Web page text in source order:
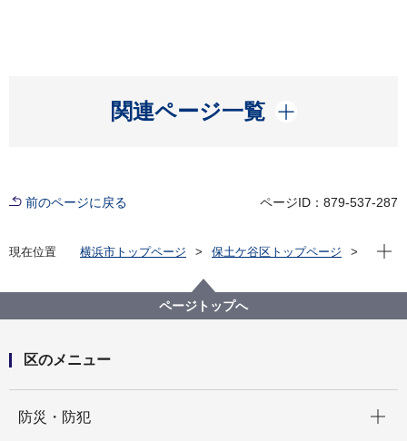
関連ページ一覧
開く
前のページに戻る ページID：879-537-287
現在位置 横浜市トップページ
保土ケ谷区トップページ
NO.18 ４年ぶりの区民まつりが開催されました
現在
ページトップへ
区のメニュー
防災・防犯